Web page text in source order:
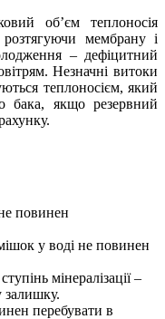
об’єм теплоносія
мембрану і
– дефіцитний
Незначні витоки
теплоносієм, який
бака, якщо резервний
повинен
у воді не повинен
мінералізації –
залишку.
перебувати в